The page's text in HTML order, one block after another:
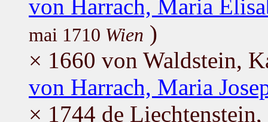
von Harrach, Maria
mai 1710 Wien )
× 1660 von Waldstein,
von Harrach, Maria
× 1744 de Liechtenstein,